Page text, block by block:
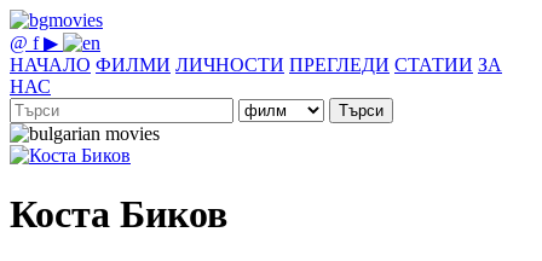
@ f ▶
НАЧАЛО ФИЛМИ ЛИЧНОСТИ ПРЕГЛЕДИ СТАТИИ ЗА
НАС
Търси
Коста Биков